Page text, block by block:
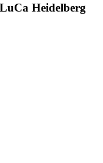
Heidelberg